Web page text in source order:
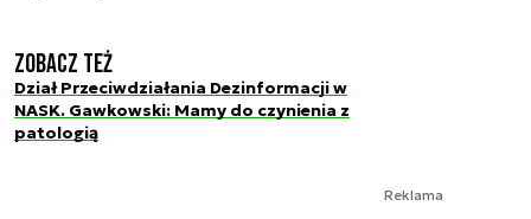
Zobacz też
Dział Przeciwdziałania Dezinformacji w
NASK. Gawkowski: Mamy do czynienia z
patologią
Reklama